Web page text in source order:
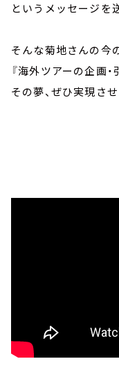
というメッセージを
そんな菊地さんの今
『海外ツアーの企画・
その夢、ぜひ実現さ